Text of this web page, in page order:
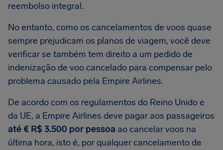
reembolso integral.
No entanto, como os cancelamentos de voos quase
sempre prejudicam os planos de viagem, você deve
verificar se também tem direito a um pedido de
indenização de voo cancelado para compensar pelo
problema causado pela Empire Airlines.
De acordo com os regulamentos do Reino Unido e
da UE, a Empire Airlines deve pagar aos passageiros
até € R$ 3.500 por pessoa ao cancelar voos na
última hora, isto é, por qualquer cancelamento de